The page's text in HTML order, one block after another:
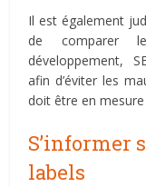
Il est également
de comparer
développement,
afin d’éviter les
doit être en
S’informer
labels